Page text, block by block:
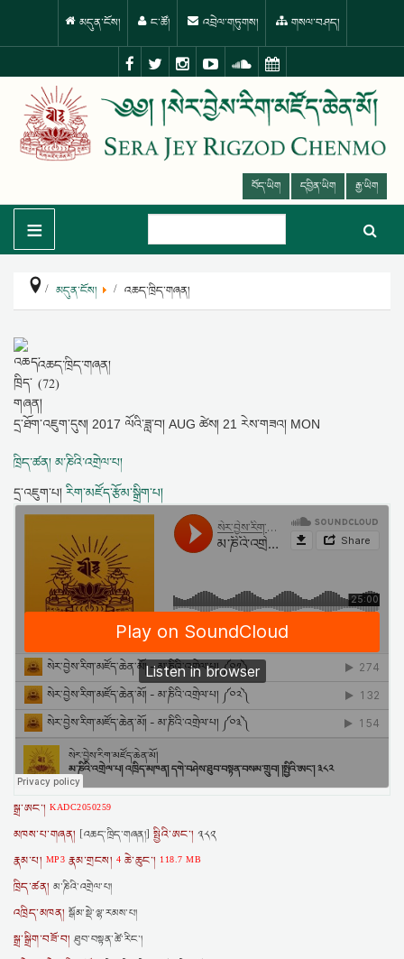
མདུན་ངོས། ང་ཚོ། འབྲེལ་གཏུགས། གསལ་བཤད།
བོད་ཡིག དབྱིན་ཡིག རྒྱ་ཡིག
≡
མདུན་ངོས། འཆད་ཁྲིད་གཞན།
འཆད་ཁྲིད་གཞན།
(72)
དྲ་ཐོག་འཇུག་དུས། 2017 ལོའི་ཟླ་བ། AUG ཚེས། 21 རེས་གཟའ། MON
ཁྲིད་ཚན། མ་ཎིའི་འགྲེལ་པ།
དྲ་འཇུག་པ། རིག་མཛོད་རྩོམ་སྒྲིག་པ།
སྒྲ་ཨང་།KADC2050259
མཁས་པ་གཞན། [འཆད་ཁྲིད་གཞན།]སྤྱིའི་ཨང་། ༣༨༢
རྣམ་པ། MP3 རྣམ་གྲངས། 4 ཆེ་ཆུང་། 118.7 MB
ཁྲིད་ཚན།མ་ཎིའི་འགྲེལ་པ།
འཁྲིད་མཁན།སྒོམ་སྡེ་ལྷ་རམས་པ།
སྒྲ་སྒྲིག་བཟོ་བ།ཐུབ་བསྟན་ཚེ་རིང་།